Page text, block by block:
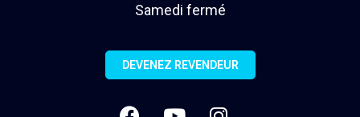
Samedi fermé
DEVENEZ REVENDEUR